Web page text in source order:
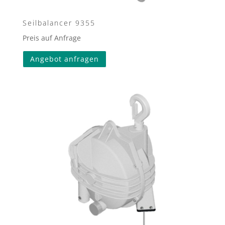
Seilbalancer 9355
Preis auf Anfrage
Angebot anfragen